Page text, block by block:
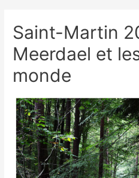
Saint-Martin
Meerdael et
monde